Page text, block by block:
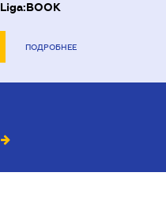
Liga:BOOK
ПОДРОБНЕЕ